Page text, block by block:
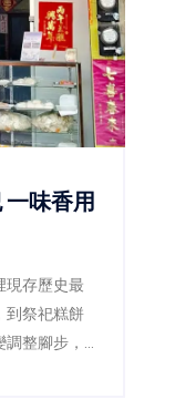
現存歷史最
到祭祀糕餅
整腳步，